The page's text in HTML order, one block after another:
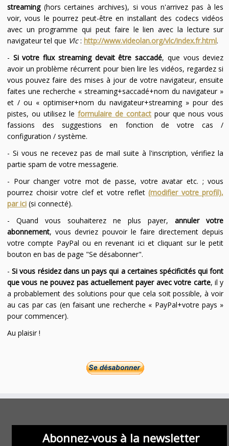
streaming(hors certaines archives), si vous n'arrivez pas à les
voir, vous le pourrez peut-être en installant des codecs vidéos
avec un programme qui peut faire le lien avec la lecture sur
navigateur tel que Vlc: http://www.videolan.org/vlc/index.fr.html.
- Si votre flux streaming devait être saccadé, que vous deviez
avoir un problème récurrent pour bien lire les vidéos, regardez si
vous pouvez faire des mises à jour de votre navigateur, ensuite
faites une recherche « streaming+saccadé+nom du navigateur »
et / ou « optimiser+nom du navigateur+streaming » pour des
pistes, ou utilisez leformulaire de contact pour que nous vous
fassions des suggestions en fonction de votre cas /
configuration / système.
- Si vous ne recevez pas de mail suite à l'inscription, vérifiez la
partie spam de votre messagerie.
- Pour changer votre mot de passe, votre avatar etc. ; vous
pourrez choisir votre clef et votre reflet(modifier votre profil),
par ici(si connecté).
- Quand vous souhaiterez ne plus payer,annuler votre
abonnement, vous devriez pouvoir le faire directement depuis
votre compte PayPal ou en revenant ici et cliquant sur le petit
bouton en bas de page "Se désabonner".
-Si vous résidez dans un pays qui a certaines spécificités qui font
que vous ne pouvez pas actuellement payer avec votre carte, il y
a probablement des solutions pour que cela soit possible, à voir
au cas par cas (en faisant une recherche « PayPal+votre pays »
pour commencer).
Au plaisir !
Abonnez-vous à la newsletter